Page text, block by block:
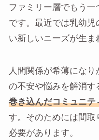
ファミリー層でもう
です。最近では乳幼児
い新しいニーズが生ま
人間関係が希薄にな
の不安や悩みを解消す
巻き込んだコミュニテ
す。そのためには間取
必要があります。